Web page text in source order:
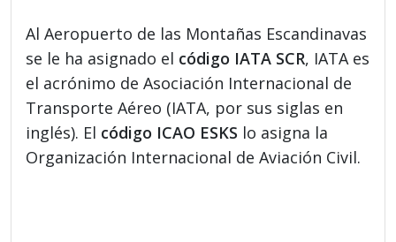
Al Aeropuerto de las Montañas Escandinavas
se le ha asignado el código IATA SCR, IATA es
el acrónimo de Asociación Internacional de
Transporte Aéreo (IATA, por sus siglas en
inglés). El código ICAO ESKS lo asigna la
Organización Internacional de Aviación Civil.